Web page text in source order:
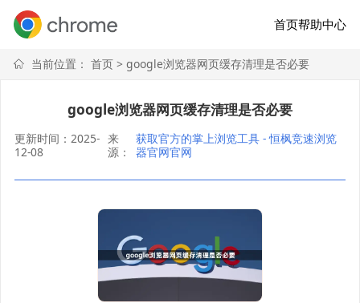
首页帮助中心
当前位置： 首页> google浏览器网页缓存清理是否必要
google浏览器网页缓存清理是否必要
更新时间：2025-
12-08
来
源：
获取官方的掌上浏览工具 - 恒枫竞速浏览
器官网官网